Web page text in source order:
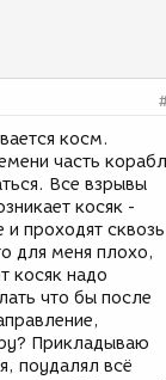
косм.
часть
Все взрывы
косяк -
проходят сквозь
для меня плохо,
косяк надо
что бы после
Прикладываю
поудалял всё